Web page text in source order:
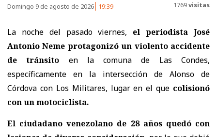
Domingo 9 de agosto de 2026 19:39 1769visitas
La noche del pasado viernes, el periodista José
Antonio Neme protagonizó un violento accidente
de tránsito en la comuna de Las Condes,
específicamente en la intersección de Alonso de
Córdova con Los Militares, lugar en el que colisionó
con un motociclista.
El ciudadano venezolano de 28 años quedó con